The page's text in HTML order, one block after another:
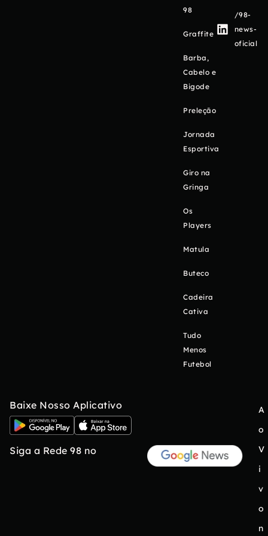
98
Graffite
Barba,
Cabelo e
Bigode
Preleção
Jornada
Esportiva
Giro na
Gringa
Os
Players
Matula
Buteco
Cadeira
Cativa
Tudo
Menos
Futebol
/98-
news-
oficial
Baixe Nosso Aplicativo
Siga a Rede 98 no
A
o
V
i
v
o
n